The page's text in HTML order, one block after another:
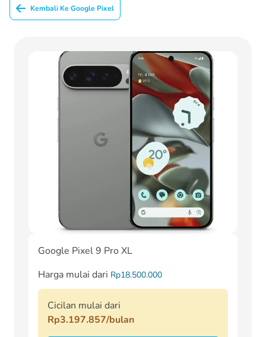
1.79%
Kembali Ke Google Pixel
Google Pixel 9 Pro XL
Harga mulai dari Rp18.500.000
Cicilan mulai dari
Rp3.197.857/bulan